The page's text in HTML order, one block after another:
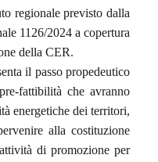
regionale previsto dalla
1126/2024 a copertura
della CER.
il passo propedeutico
fattibilità che avranno
energetiche dei territori,
alla costituzione
di promozione per